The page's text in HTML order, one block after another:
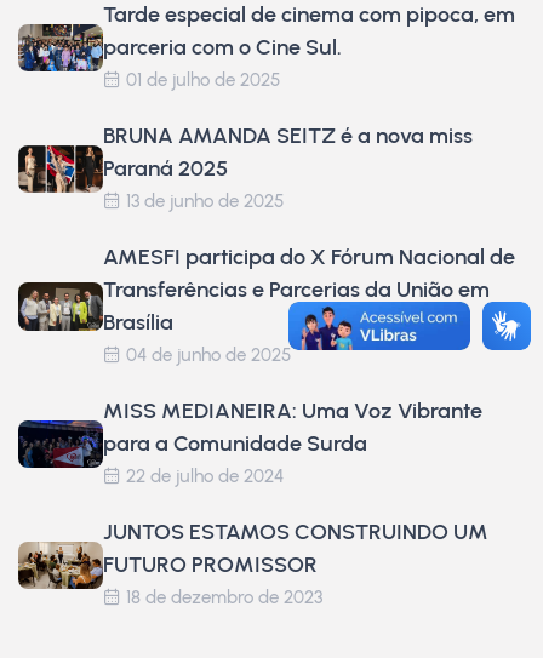
Tarde especial de cinema com pipoca, em
parceria com o Cine Sul.
01 de julho de 2025
BRUNA AMANDA SEITZ é a nova miss
Paraná 2025
13 de junho de 2025
AMESFI participa do X Fórum Nacional de
Transferências e Parcerias da União em
Brasília
04 de junho de 2025
MISS MEDIANEIRA: Uma Voz Vibrante
para a Comunidade Surda
22 de julho de 2024
JUNTOS ESTAMOS CONSTRUINDO UM
FUTURO PROMISSOR
18 de dezembro de 2023